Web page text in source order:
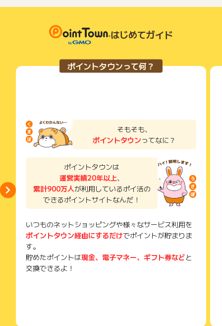
い物を複数回ご利用された場合
・他のポイントサイトや比較サイト、検索サイトなどを経由し
て一度でも同サービス・お買い物を利用されたことがある場合
お申し込みやお買い物後、利用したサイトから送られる購入完
了などのメールは、ポイント獲得するまで必ず保管してくださ
獲得待ち・獲得失敗の状態でお問い合わせされる際に、該当の
メールを送っていただく場合がございます。
そのため、紛失・破棄された場合は対応いたしかねますので、
ご注意ください。
(※) SafariやChromeなどwebサイトを表示するアプリのこと
につきましては、ポイントタウンのポイント獲得の対象には含
広告主が運営しているサービスの都合もしくは会員様の都合で
商品の交換や一部でもキャンセルされた場合、ポイントが無効
になる可能性もございます。
ン期間が予告なしに変更される場合がございますが、ご利用さ
れた時点の条件が適用されます。
広告主様に直接行わないようお願いいたします。
掲載中のプログラムの掲載終了日はあくまで予定となってお
り、急遽終了となる場合がございます。
広告に遷移しない場合は掲載が終了となっておりポイントが獲
得できませんので、ご注意くださいませ。
はじめてガイド
ポイントタウンって何？
そもそも、
ポイントタウンってなに？
ポイントタウンは
運営実績20年以上、
累計900万人が利用しているポイ活の
できるポイントサイトなんだ！
いつものネットショッピングや様々なサービス利用を
ポイントタウン経由にするだけでポイントが貯まりま
す。
貯めたポイントは現金、電子マネー、ギフト券などと
交換できるよ！